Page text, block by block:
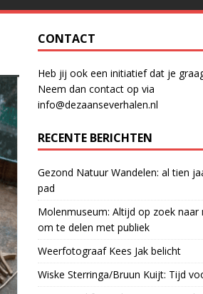
CONTACT
Heb jij ook een initiatief dat je
Neem dan contact op via
info@dezaanseverhalen.nl
RECENTE BERICHTEN
Gezond Natuur Wandelen: al tien
pad
Molenmuseum: Altijd op zoek naar
om te delen met publiek
Weerfotograaf Kees Jak belicht
Wiske Sterringa/Bruun Kuijt: Tijd